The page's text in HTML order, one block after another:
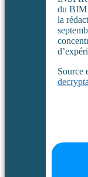
du
la
Source